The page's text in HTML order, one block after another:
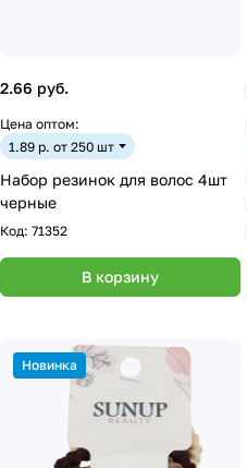
2.66 руб.
Цена оптом:
1.89 р. от 250 шт
Набор резинок для волос 4шт
черные
Код: 71352
В корзину
Новинка